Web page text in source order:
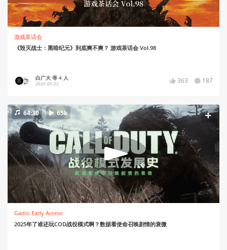
游戏茶话会
《毁灭战士：黑暗纪元》到底爽不爽？ 游戏茶话会 Vol.98
白广大 等 4 人
2025-05-22 363 187
64:30 65k
Gadio Early Access
2025年了谁还玩COD战役模式啊？数据看使命召唤剧情的衰微